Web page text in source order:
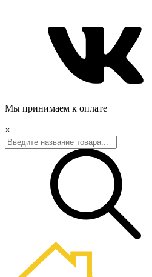
Мы принимаем к оплате
×